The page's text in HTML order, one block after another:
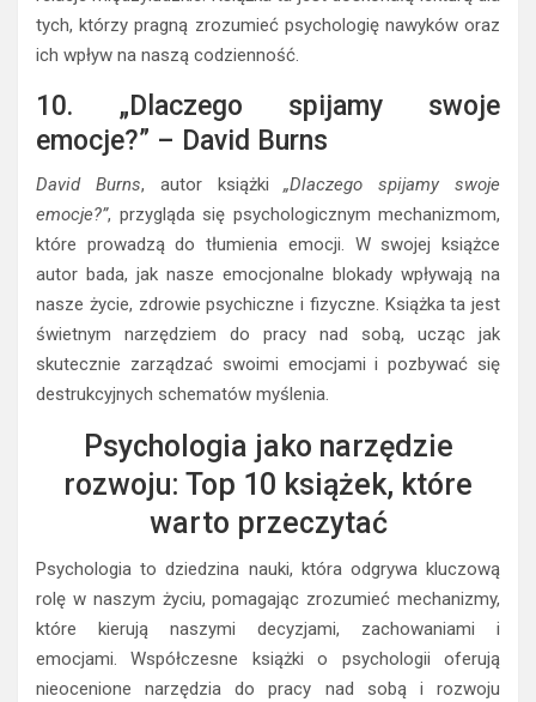
tych, którzy pragną zrozumieć psychologię nawyków oraz
ich wpływ na naszą codzienność.
10. „Dlaczego spijamy swoje
emocje?” – David Burns
David Burns, autor książki„Dlaczego spijamy swoje
emocje?”, przygląda się psychologicznym mechanizmom,
które prowadzą do tłumienia emocji. W swojej książce
autor bada, jak nasze emocjonalne blokady wpływają na
nasze życie, zdrowie psychiczne i fizyczne. Książka ta jest
świetnym narzędziem do pracy nad sobą, ucząc jak
skutecznie zarządzać swoimi emocjami i pozbywać się
destrukcyjnych schematów myślenia.
Psychologia jako narzędzie
rozwoju: Top 10 książek, które
warto przeczytać
Psychologia to dziedzina nauki, która odgrywa kluczową
rolę w naszym życiu, pomagając zrozumieć mechanizmy,
które kierują naszymi decyzjami, zachowaniami i
emocjami. Współczesne książki o psychologii oferują
nieocenione narzędzia do pracy nad sobą i rozwoju